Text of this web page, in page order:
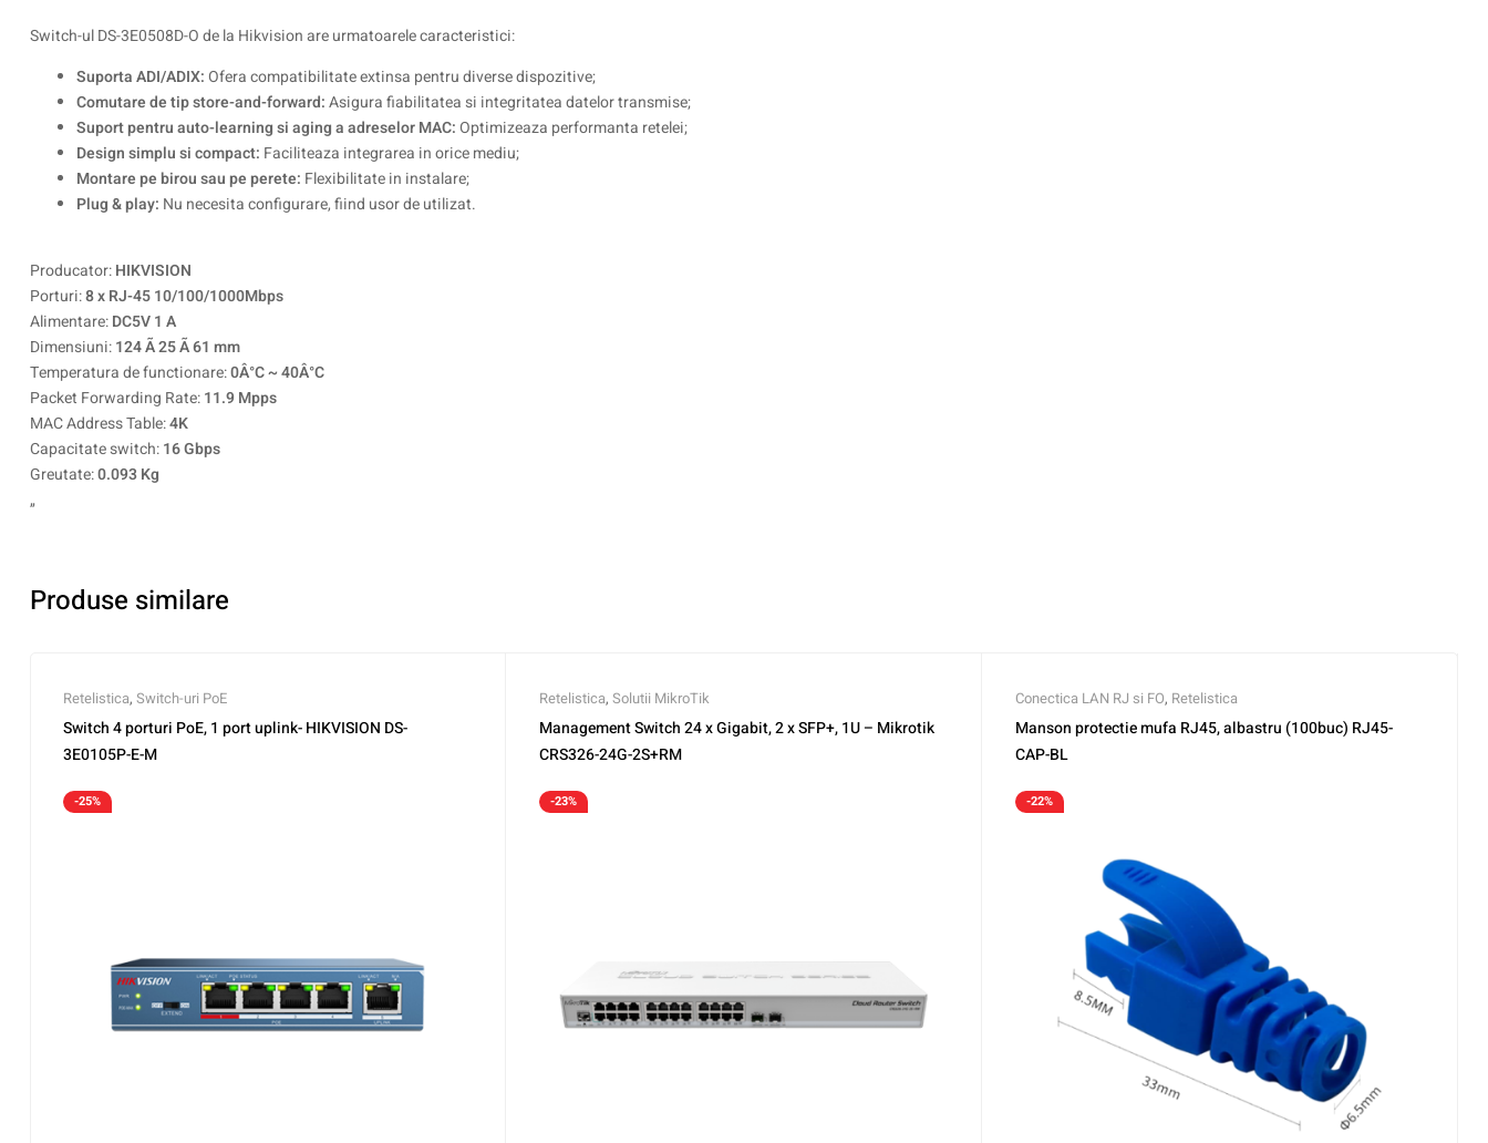
Switch-ul DS-3E0508D-O de la Hikvision are urmatoarele caracteristici:
Suporta ADI/ADIX:Ofera compatibilitate extinsa pentru diverse dispozitive;
Comutare de tip store-and-forward:Asigura fiabilitatea si integritatea datelor transmise;
Suport pentru auto-learning si aging a adreselor MAC:Optimizeaza performanta retelei;
Design simplu si compact: Faciliteaza integrarea in orice mediu;
Montare pe birou sau pe perete: Flexibilitate in instalare;
Plug & play: Nu necesita configurare, fiind usor de utilizat.
Producator:HIKVISION
Porturi:8 x RJ-45 10/100/1000Mbps
Alimentare:DC5V 1 A
Dimensiuni:124 Ã 25 Ã 61 mm
Temperatura de functionare:0Â°C ~ 40Â°C
Packet Forwarding Rate:11.9 Mpps
MAC Address Table:4K
Capacitate switch:16 Gbps
Greutate:0.093 Kg
„
Produse similare
Retelistica, Switch-uri PoE
Switch 4 porturi PoE, 1 port uplink- HIKVISION DS-
3E0105P-E-M
-25%
Retelistica, Solutii MikroTik
Management Switch 24 x Gigabit, 2 x SFP+, 1U – Mikrotik
CRS326-24G-2S+RM
-23%
Conectica LAN RJ si FO, Retelistica
Manson protectie mufa RJ45, albastru (100buc) RJ45-
CAP-BL
-22%